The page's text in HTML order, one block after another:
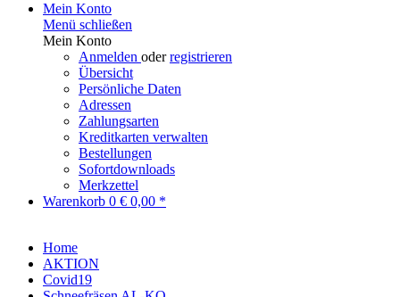
Mein Konto
Menü schließen
Mein Konto
Anmelden oderregistrieren
Übersicht
Persönliche Daten
Adressen
Zahlungsarten
Kreditkarten verwalten
Bestellungen
Sofortdownloads
Merkzettel
Warenkorb 0 € 0,00 *
Home
AKTION
Covid19